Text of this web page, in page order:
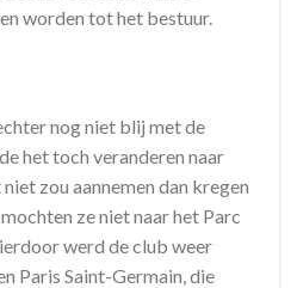
worden tot het bestuur.
nog niet blij met de
het toch veranderen naar
zou aannemen dan kregen
ze niet naar het Parc
werd de club weer
Paris Saint-Germain, die